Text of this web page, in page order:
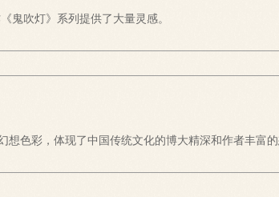
鬼吹灯》系列提供了大量灵感。
色彩，体现了中国传统文化的博大精深和作者丰富的